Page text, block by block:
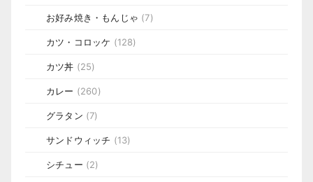
お好み焼き・もんじゃ (7)
カツ・コロッケ (128)
カツ丼 (25)
カレー (260)
グラタン (7)
サンドウィッチ (13)
シチュー (2)